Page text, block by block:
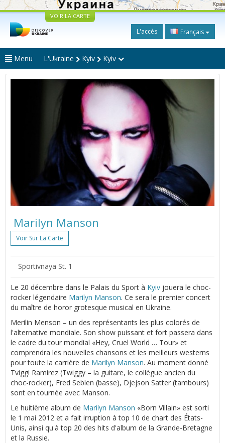
VOIR LA CARTE
L'accès Français
Menu L'Ukraine Kyiv Kyiv
Marilyn Manson
Voir Sur La Carte
Sportivnaya St. 1
Le 20 décembre dans le Palais du Sport à Kyiv jouera le choc-
rocker légendaire Marilyn Manson. Ce sera le premier concert
du maître de horor grotesque musical en Ukraine.
Merilin Menson – un des représentants les plus colorés de
l'alternative mondiale. Son show puissant et fort passera dans
le cadre du tour mondial «Hey, Cruel World … Tour» et
comprendra les nouvelles chansons et les meilleurs westerns
pour toute la carrière de Marilyn Manson. Au moment donné
Tviggi Ramirez (Twiggy – la guitare, le collègue ancien du
choc-rocker), Fred Seblen (basse), Djejson Satter (tambours)
sont en tournée avec Manson.
Le huitième album de Marilyn Manson «Born Villain» est sorti
le 1 mai 2012 et a fait irruption à top 10 de chart des États-
Unis, ainsi qu'à top 20 des hits d'album de la Grande-Bretagne
et la Russie.